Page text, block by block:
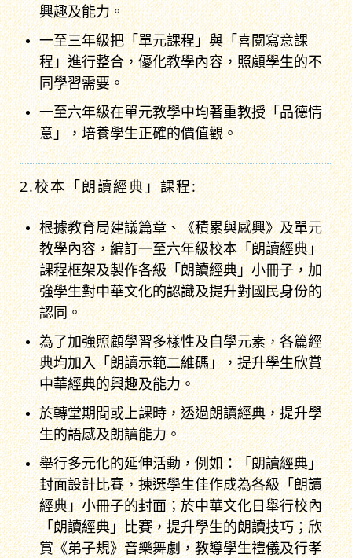
興趣及能力。
一至三年級把「單元課程」與「喜閱寫意課
程」進行整合，優化教學內容，照顧學生的不
同學習需要。
一至六年級在單元教學中均著重教授「品德情
意」，培養學生正確的價值觀。
2.校本「朗讀經典」課程:
根據教育局建議篇章、《積累與感興》及單元
教學內容，編訂一至六年級校本「朗讀經典」
課程框架及製作各級「朗讀經典」小冊子，加
強學生對中華文化的認識及提升對國民身份的
認同。
為了加強照顧學習多樣性及自學元素，各篇經
典均加入「朗讀示範二維碼」，提升學生欣賞
中華經典的興趣及能力。
於轉堂期間或上課時，透過朗讀經典，提升學
生的語感及朗讀能力。
舉行多元化的延伸活動，例如：「朗讀經典」
封面設計比賽，揀選學生佳作成為各級「朗讀
經典」小冊子的封面；於中華文化日舉行校內
「朗讀經典」比賽，提升學生的朗讀技巧；欣
賞《弟子規》音樂舞劇，教導學生禮儀及行孝